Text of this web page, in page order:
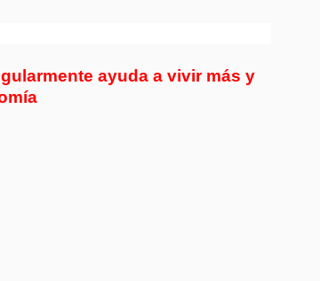
ayuda a vivir más y